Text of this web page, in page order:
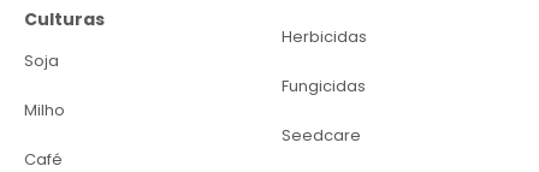
Culturas
Soja
Milho
Café
Herbicidas
Fungicidas
Seedcare